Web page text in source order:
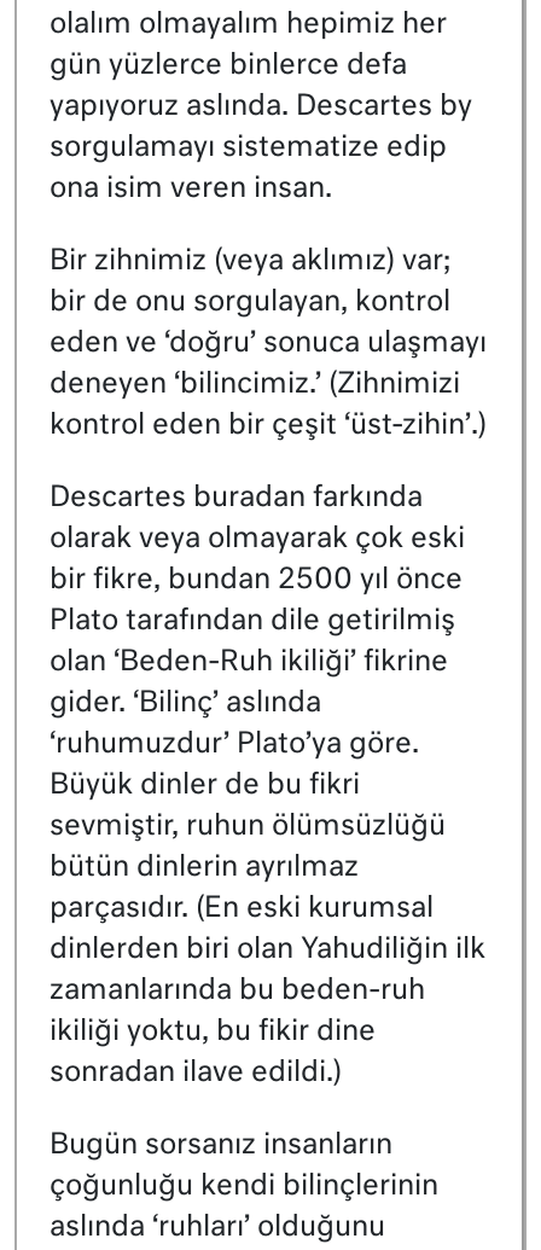
olalım olmayalım hepimiz her
gün yüzlerce binlerce defa
yapıyoruz aslında. Descartes by
sorgulamayı sistematize edip
ona isim veren insan.
Bir zihnimiz (veya aklımız) var;
bir de onu sorgulayan, kontrol
eden ve ‘doğru’ sonuca ulaşmayı
deneyen ‘bilincimiz.’ (Zihnimizi
kontrol eden bir çeşit ‘üst-zihin’.)
Descartes buradan farkında
olarak veya olmayarak çok eski
bir fikre, bundan 2500 yıl önce
Plato tarafından dile getirilmiş
olan ‘Beden-Ruh ikiliği’ fikrine
gider. ‘Bilinç’ aslında
‘ruhumuzdur’ Plato’ya göre.
Büyük dinler de bu fikri
sevmiştir, ruhun ölümsüzlüğü
bütün dinlerin ayrılmaz
parçasıdır. (En eski kurumsal
dinlerden biri olan Yahudiliğin ilk
zamanlarında bu beden-ruh
ikiliği yoktu, bu fikir dine
sonradan ilave edildi.)
Bugün sorsanız insanların
çoğunluğu kendi bilinçlerinin
aslında ‘ruhları’ olduğunu